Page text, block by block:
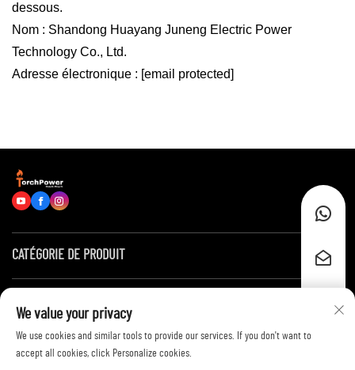
dessous.
Nom : Shandong Huayang Juneng Electric Power
Technology Co., Ltd.
Adresse électronique : [email protected]
CATÉGORIE DE PRODUIT
Contactez-nous
We value your privacy
We use cookies and similar tools to provide our services. If you don't want to
accept all cookies, click Personalize cookies.